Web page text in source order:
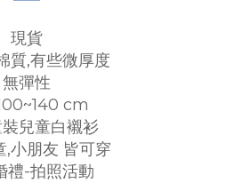
現貨
質,有些微厚度
無彈性
cm
兒童白襯衫
,小朋友 皆可穿
禮-拍照活動